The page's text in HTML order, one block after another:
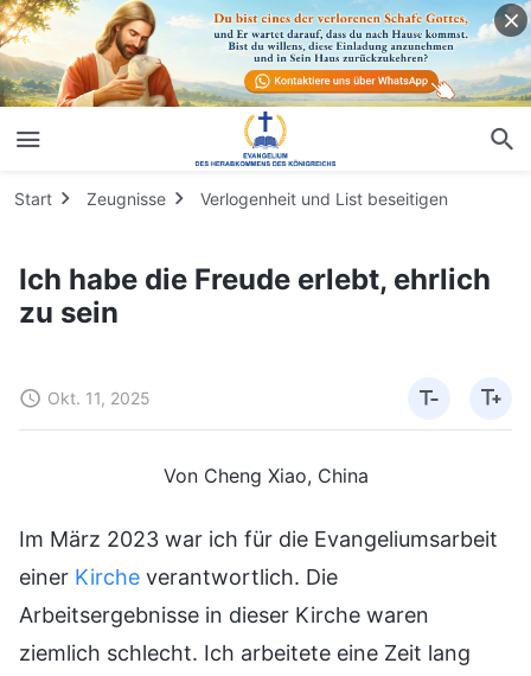
Start Zeugnisse Verlogenheit und List beseitigen
Ich habe die Freude erlebt, ehrlich
zu sein
Okt. 11, 2025
Von Cheng Xiao, China
Im März 2023 war ich für die Evangeliumsarbeit
einer Kirche verantwortlich. Die
Arbeitsergebnisse in dieser Kirche waren
ziemlich schlecht. Ich arbeitete eine Zeit lang